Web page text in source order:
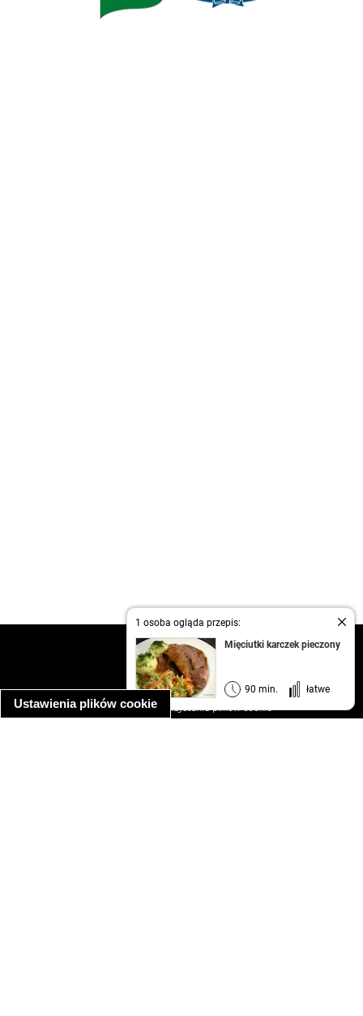
Ustawienia plików cookie
1 osoba ogląda przepis:
Mięciutki karczek pieczony
90 min. łatwe
kontakt
regulamin
informacja o prywatności
informacja o wykorzystaniu plików cookie